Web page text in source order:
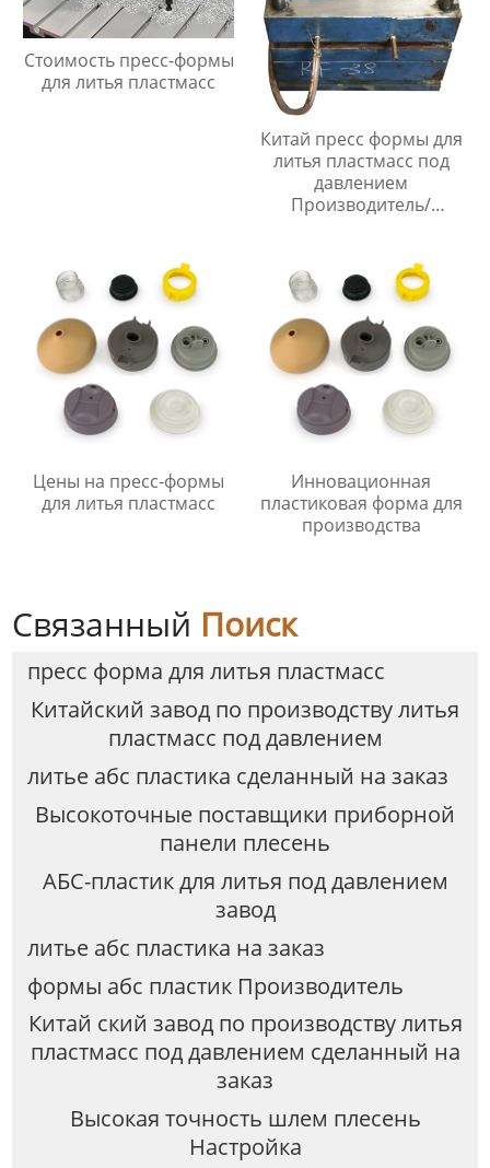
Стоимость пресс-формы
для литья пластмасс
Китай пресс формы для
литья пластмасс под
давлением
Производитель/
Цены на пресс-формы
для литья пластмасс
Инновационная
пластиковая форма для
производства
Связанный Поиск
пресс форма для литья пластмасс
Китайский завод по производству литья
пластмасс под давлением
литье абс пластика сделанный на заказ
Высокоточные поставщики приборной
панели плесень
АБС-пластик для литья под давлением
завод
литье абс пластика на заказ
формы абс пластик Производитель
Китай ский завод по производству литья
пластмасс под давлением сделанный на
заказ
Высокая точность шлем плесень
Настройка